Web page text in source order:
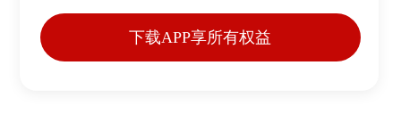
下载APP享所有权益